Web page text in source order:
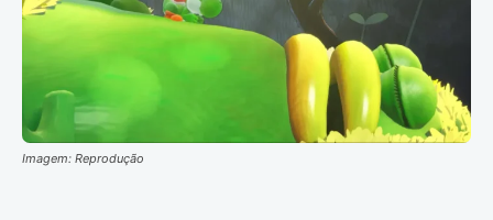
Imagem: Reprodução